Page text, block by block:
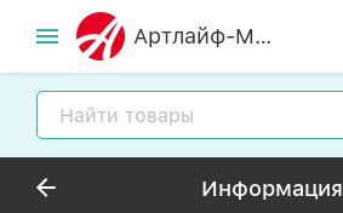
Артлайф-MСК
Информация